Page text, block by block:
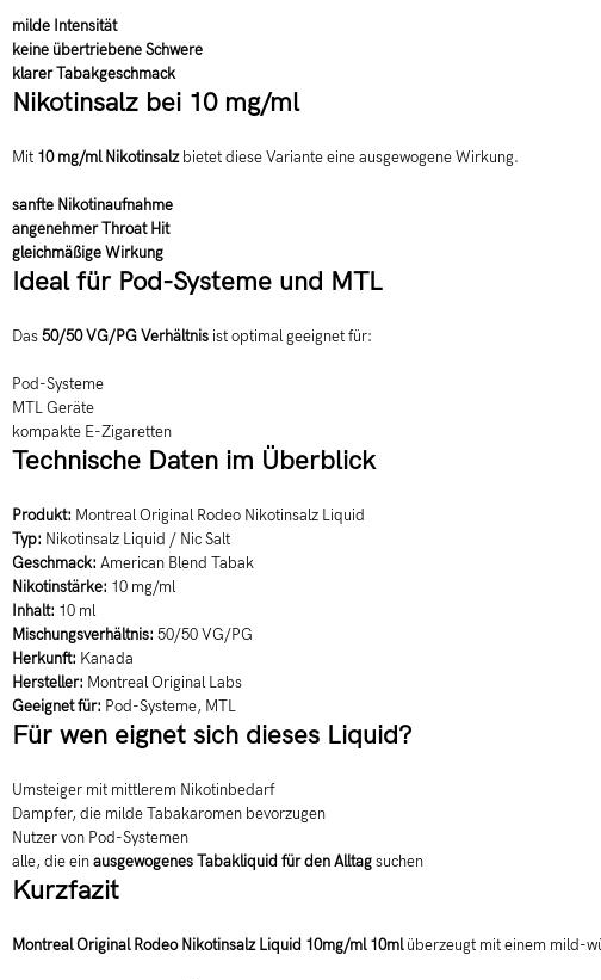
milde Intensität
keine übertriebene Schwere
klarer Tabakgeschmack
Nikotinsalz bei 10 mg/ml
Mit 10 mg/ml Nikotinsalzbietet diese Variante eine ausgewogene Wirkung.
sanfte Nikotinaufnahme
angenehmer Throat Hit
gleichmäßige Wirkung
Ideal für Pod-Systeme und MTL
Das50/50 VG/PG Verhältnis ist optimal geeignet für:
Pod-Systeme
MTL Geräte
kompakte E-Zigaretten
Technische Daten im Überblick
Produkt: Montreal Original Rodeo Nikotinsalz Liquid
Typ: Nikotinsalz Liquid / Nic Salt
Geschmack: American Blend Tabak
Nikotinstärke: 10 mg/ml
Inhalt: 10 ml
Mischungsverhältnis: 50/50 VG/PG
Herkunft: Kanada
Hersteller: Montreal Original Labs
Geeignet für: Pod-Systeme, MTL
Für wen eignet sich dieses Liquid?
Umsteiger mit mittlerem Nikotinbedarf
Dampfer, die milde Tabakaromen bevorzugen
Nutzer von Pod-Systemen
alle, die einausgewogenes Tabakliquid für den Alltagsuchen
Kurzfazit
Montreal Original Rodeo Nikotinsalz Liquid 10mg/ml 10mlüberzeugt mit einem mild-